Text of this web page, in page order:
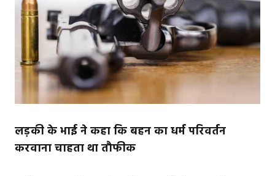
लड़की के भाई ने कहा कि बहन का धर्म परिवर्तन
करवाना चाहता था तौफीक